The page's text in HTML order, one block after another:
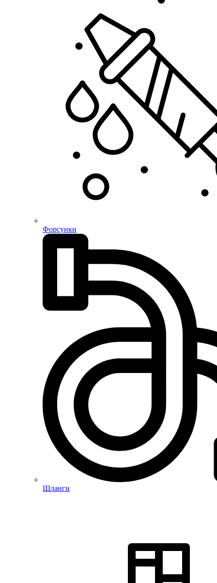
Форсунки
Шланги